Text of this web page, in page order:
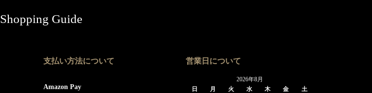
Shopping Guide
支払い方法について
Amazon Pay
営業日について
2026年8月
日
月 火 水 木 金
土